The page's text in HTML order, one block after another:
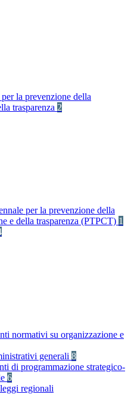
la prevenzione della
trasparenza 2
per la prevenzione della
e della trasparenza (PTPCT) 1
normativi su organizzazione e
generali 8
di programmazione strategico-
6
regionali